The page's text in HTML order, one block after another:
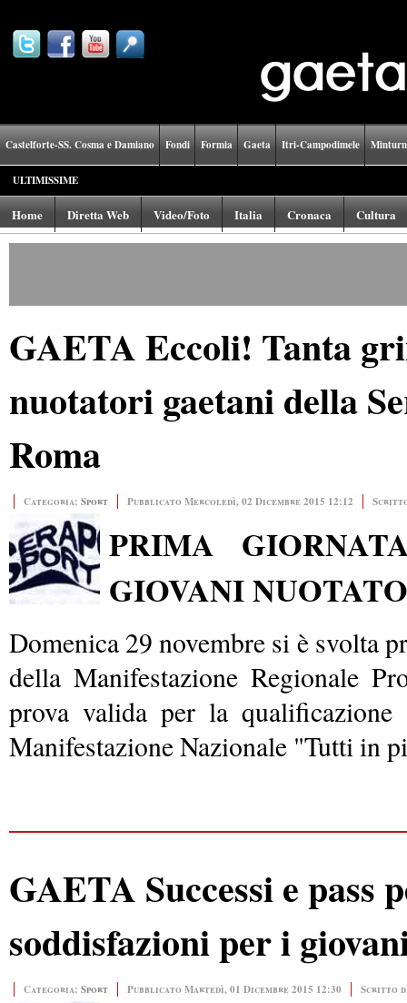
Castelforte-SS. Cosma e Damiano Fondi Formia Gaeta Itri-Campodimele
ULTIMISSIME
Home Diretta Web Video/Foto Italia Cronaca Cultura
GAETA Eccoli! Tanta
nuotatori gaetani della
Roma
Categoria: Sport Pubblicato Mercoledì, 02 Dicembre 2015 12:12 Scritto
PRIMA
GIOVANI
Domenica 29 novembre si è svolta
della Manifestazione Regionale
prova valida per la
Manifestazione Nazionale "Tutti in
GAETA Successi e
soddisfazioni per i
Categoria: Sport Pubblicato Martedì, 01 Dicembre 2015 12:30 Scritto